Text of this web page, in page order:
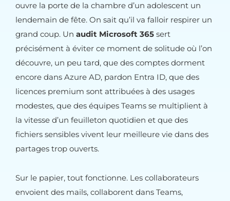
ouvre la porte de la chambre d’un adolescent un
lendemain de fête. On sait qu’il va falloir respirer un
grand coup. Un audit Microsoft 365 sert
précisément à éviter ce moment de solitude où l’on
découvre, un peu tard, que des comptes dorment
encore dans Azure AD, pardon Entra ID, que des
licences premium sont attribuées à des usages
modestes, que des équipes Teams se multiplient à
la vitesse d’un feuilleton quotidien et que des
fichiers sensibles vivent leur meilleure vie dans des
partages trop ouverts.
Sur le papier, tout fonctionne. Les collaborateurs
envoient des mails, collaborent dans Teams,